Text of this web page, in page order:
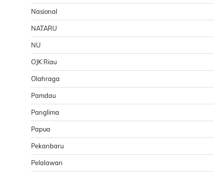
Nasional
NATARU
NU
OJK Riau
Olahraga
Pamdau
Panglima
Papua
Pekanbaru
Pelalawan